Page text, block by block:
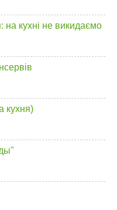
на кухні не викидаємо
кухня)